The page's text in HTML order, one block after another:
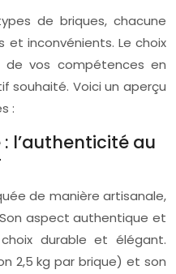
de briques, chacune
inconvénients. Le choix
vos compétences en
souhaité. Voici un aperçu
:
l’authenticité au
de manière artisanale,
aspect authentique et
durable et élégant.
2,5 kg par brique) et son